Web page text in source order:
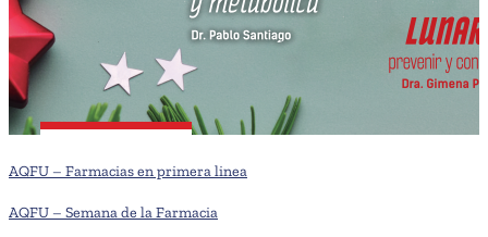
AQFU – Farmacias en primera linea
AQFU – Semana de la Farmacia